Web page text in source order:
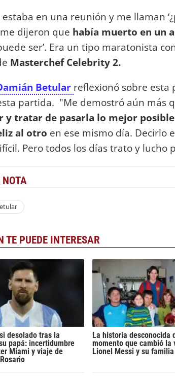
en una reunión y me llaman
dijeron que había muerto en un
ser’. Era un tipo maratonista
Masterchef Celebrity 2.
Betular reflexionó sobre
partida. "Me demostró aún más
y tratar de pasarla lo mejor
al otro en ese mismo día. Decirlo
Pero todos los días trato y lucho
NOTA
TE PUEDE INTERESAR
desolado tras la
papá: incertidumbre
Miami y viaje de
La historia desconocida
momento que cambió la
Lionel Messi y su familia